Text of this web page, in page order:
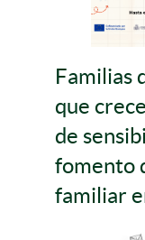
Familias
que
de
fomento
familiar